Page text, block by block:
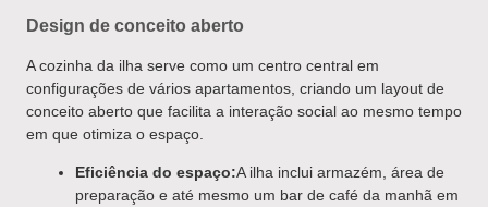
Design de conceito aberto
A cozinha da ilha serve como um centro central em
configurações de vários apartamentos, criando um layout de
conceito aberto que facilita a interação social ao mesmo tempo
em que otimiza o espaço.
Eficiência do espaço:A ilha inclui armazém, área de
preparação e até mesmo um bar de café da manhã em